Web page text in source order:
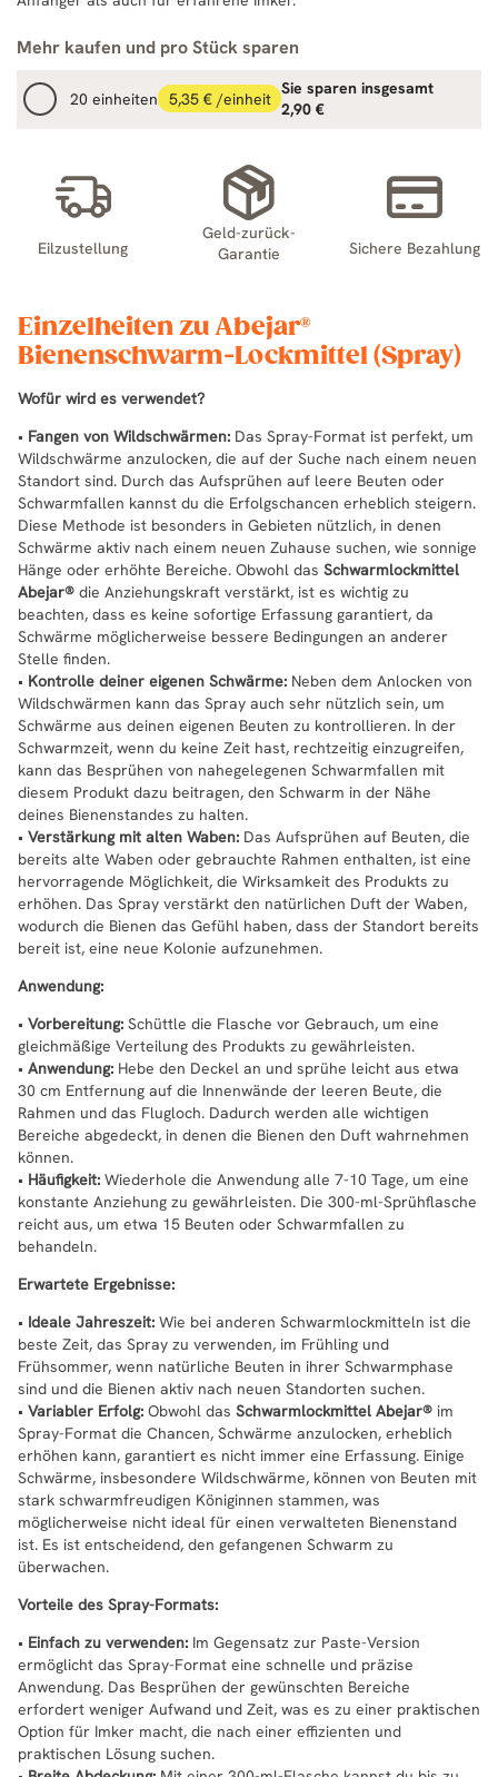
Mehr kaufen und pro Stück sparen
20 einheiten 5,35 € /einheit
Sie sparen insgesamt
2,90 €
Eilzustellung
Geld-zurück-
Garantie
Sichere Bezahlung
Einzelheiten zu Abejar®
Bienenschwarm-Lockmittel (Spray)
Wofür wird es verwendet?
• Fangen von Wildschwärmen: Das Spray-Format ist perfekt, um
Wildschwärme anzulocken, die auf der Suche nach einem neuen
Standort sind. Durch das Aufsprühen auf leere Beuten oder
Schwarmfallen kannst du die Erfolgschancen erheblich steigern.
Diese Methode ist besonders in Gebieten nützlich, in denen
Schwärme aktiv nach einem neuen Zuhause suchen, wie sonnige
Hänge oder erhöhte Bereiche. Obwohl das Schwarmlockmittel
Abejar® die Anziehungskraft verstärkt, ist es wichtig zu
beachten, dass es keine sofortige Erfassung garantiert, da
Schwärme möglicherweise bessere Bedingungen an anderer
Stelle finden.
• Kontrolle deiner eigenen Schwärme: Neben dem Anlocken von
Wildschwärmen kann das Spray auch sehr nützlich sein, um
Schwärme aus deinen eigenen Beuten zu kontrollieren. In der
Schwarmzeit, wenn du keine Zeit hast, rechtzeitig einzugreifen,
kann das Besprühen von nahegelegenen Schwarmfallen mit
diesem Produkt dazu beitragen, den Schwarm in der Nähe
deines Bienenstandes zu halten.
• Verstärkung mit alten Waben: Das Aufsprühen auf Beuten, die
bereits alte Waben oder gebrauchte Rahmen enthalten, ist eine
hervorragende Möglichkeit, die Wirksamkeit des Produkts zu
erhöhen. Das Spray verstärkt den natürlichen Duft der Waben,
wodurch die Bienen das Gefühl haben, dass der Standort bereits
bereit ist, eine neue Kolonie aufzunehmen.
Anwendung:
• Vorbereitung: Schüttle die Flasche vor Gebrauch, um eine
gleichmäßige Verteilung des Produkts zu gewährleisten.
• Anwendung: Hebe den Deckel an und sprühe leicht aus etwa
30 cm Entfernung auf die Innenwände der leeren Beute, die
Rahmen und das Flugloch. Dadurch werden alle wichtigen
Bereiche abgedeckt, in denen die Bienen den Duft wahrnehmen
können.
• Häufigkeit: Wiederhole die Anwendung alle 7-10 Tage, um eine
konstante Anziehung zu gewährleisten. Die 300-ml-Sprühflasche
reicht aus, um etwa 15 Beuten oder Schwarmfallen zu
behandeln.
Erwartete Ergebnisse:
• Ideale Jahreszeit: Wie bei anderen Schwarmlockmitteln ist die
beste Zeit, das Spray zu verwenden, im Frühling und
Frühsommer, wenn natürliche Beuten in ihrer Schwarmphase
sind und die Bienen aktiv nach neuen Standorten suchen.
• Variabler Erfolg: Obwohl das Schwarmlockmittel Abejar® im
Spray-Format die Chancen, Schwärme anzulocken, erheblich
erhöhen kann, garantiert es nicht immer eine Erfassung. Einige
Schwärme, insbesondere Wildschwärme, können von Beuten mit
stark schwarmfreudigen Königinnen stammen, was
möglicherweise nicht ideal für einen verwalteten Bienenstand
ist. Es ist entscheidend, den gefangenen Schwarm zu
überwachen.
Vorteile des Spray-Formats:
• Einfach zu verwenden: Im Gegensatz zur Paste-Version
ermöglicht das Spray-Format eine schnelle und präzise
Anwendung. Das Besprühen der gewünschten Bereiche
erfordert weniger Aufwand und Zeit, was es zu einer praktischen
Option für Imker macht, die nach einer effizienten und
praktischen Lösung suchen.